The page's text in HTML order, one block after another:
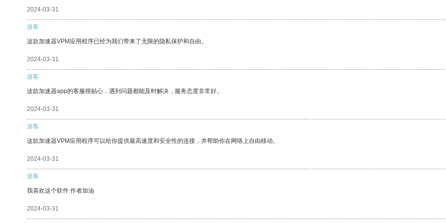
2024-03-31
游客
这款加速器VPM应用程序已经为我们带来了无限的隐私保护和自由。
2024-03-31
游客
这款加速器app的客服很贴心，遇到问题都能及时解决，服务态度非常好。
2024-03-31
游客
这款加速器VPM应用程序可以给你提供最高速度和安全性的连接，并帮助你在网络上自由移动。
2024-03-31
游客
我喜欢这个软件 作者加油
2024-03-31